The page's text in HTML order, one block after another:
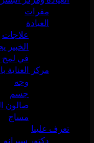
مقرات
العيادة
علاجات
الخبير
في لمح
مركز العناية
وجه
جسم
صالون
مساج
تعرف علينا
دكتور سيرانو